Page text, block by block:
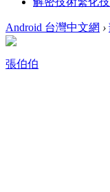
Android 台灣中文網 ›
張伯伯